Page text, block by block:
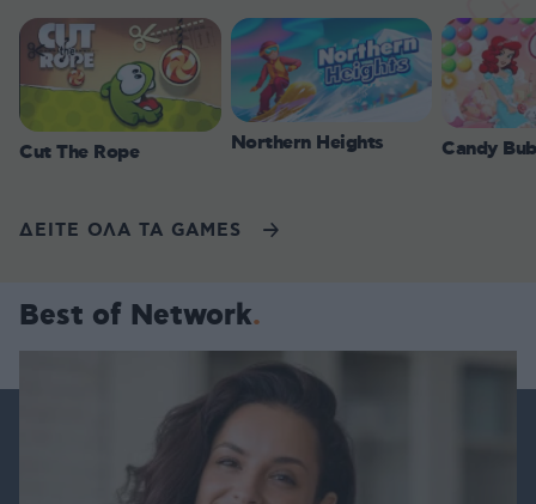
Cut The Rope Northern Heights Candy
ΔΕΙΤΕ ΟΛΑ ΤΑ GAMES
Best of Network